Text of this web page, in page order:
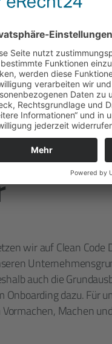
zum
wir auf Clean Code
auch die
dazu. Für
Machen